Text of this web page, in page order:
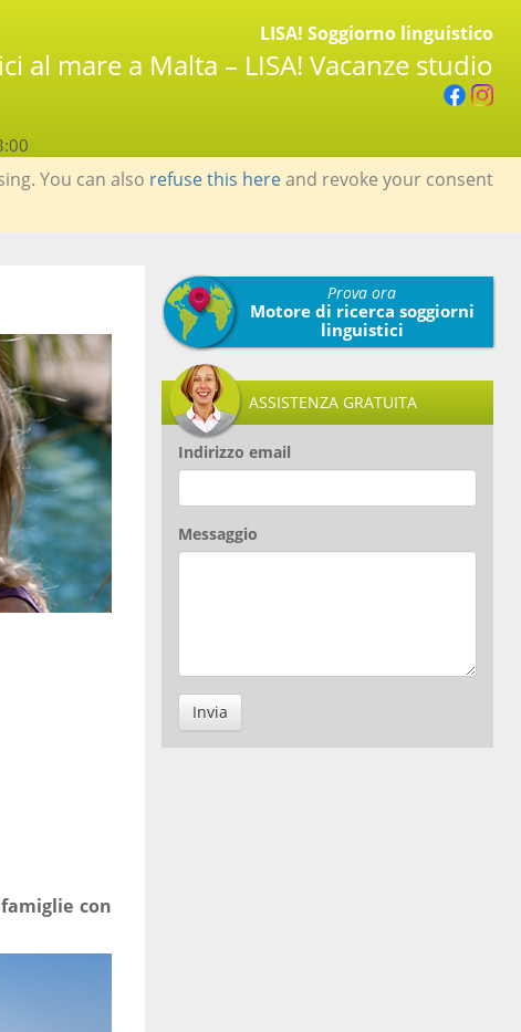
LISA! Soggiorno linguistico
al mare a Malta – LISA! Vacanze studio
You can also refuse this hereand revoke your consent
con
Prova ora
Motore di ricerca soggiorni
linguistici
ASSISTENZA GRATUITA
Indirizzo email
Messaggio
Invia